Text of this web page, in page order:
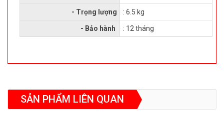
- Trọng lượng : 6.5 kg
- Bảo hành : 12 tháng
SẢN PHẨM LIÊN QUAN